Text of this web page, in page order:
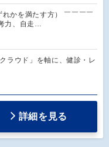
かを満たす方） ￣￣￣￣
力、自走…
ラウド」を軸に、健診・レ
詳細を見る